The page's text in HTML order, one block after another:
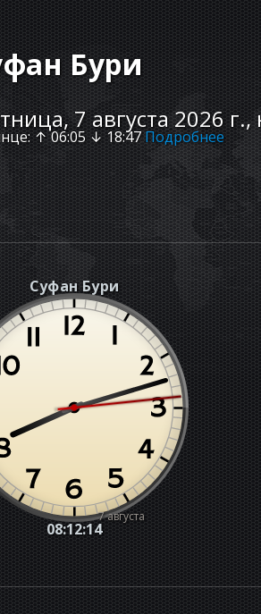
Бури
7 августа 2026
: ↑06:05↓18:47Подробнее
Суфан Бури
08:12:15
7 августа